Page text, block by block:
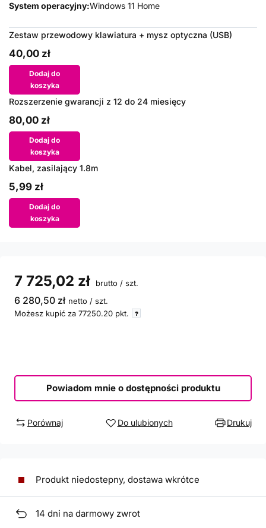
System operacyjny:Windows 11 Home
Zestaw przewodowy klawiatura + mysz optyczna (USB)
40,00 zł
Dodaj do
koszyka
Rozszerzenie gwarancji z 12 do 24 miesięcy
80,00 zł
Dodaj do
koszyka
Kabel, zasilający 1.8m
5,99 zł
Dodaj do
koszyka
7 725,02 zł brutto / szt.
6 280,50 zł netto / szt.
Możesz kupić za 77250.20 pkt.
Powiadom mnie o dostępności produktu
Porównaj Do ulubionych Drukuj
Produkt niedostepny, dostawa wkrótce
14 dni na darmowy zwrot